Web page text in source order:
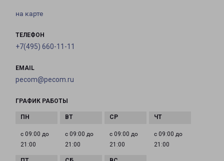
на карте
ТЕЛЕФОН
+7(495) 660-11-11
EMAIL
pecom@pecom.ru
ГРАФИК РАБОТЫ
с 09:00 до
21:00
с 09:00 до
21:00
с 09:00 до
21:00
с 09:00 до
21:00